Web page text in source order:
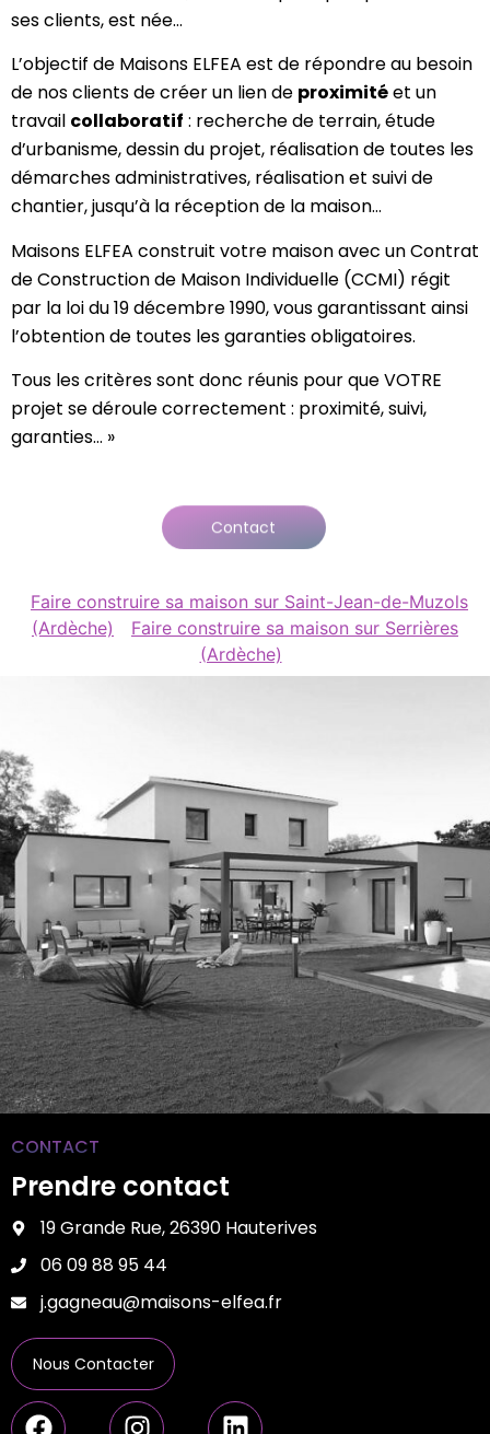
ses clients, est née…
L’objectif de Maisons ELFEA est de répondre au besoin
de nos clients de créer un lien de proximitéet un
travail collaboratif : recherche de terrain, étude
d’urbanisme, dessin du projet, réalisation de toutes les
démarches administratives, réalisation et suivi de
chantier, jusqu’à la réception de la maison…
Maisons ELFEA construit votre maison avec un Contrat
de Construction de Maison Individuelle (CCMI) régit
par la loi du 19 décembre 1990, vous garantissant ainsi
l’obtention de toutes les garanties obligatoires.
Tous les critères sont donc réunis pour que VOTRE
projet se déroule correctement : proximité, suivi,
garanties… »
Contact
Faire construire sa maison sur Saint-Jean-de-Muzols
(Ardèche)
Faire construire sa maison sur Serrières
(Ardèche)
CONTACT
Prendre contact
19 Grande Rue, 26390 Hauterives
06 09 88 95 44
j.gagneau@maisons-elfea.fr
Nous Contacter